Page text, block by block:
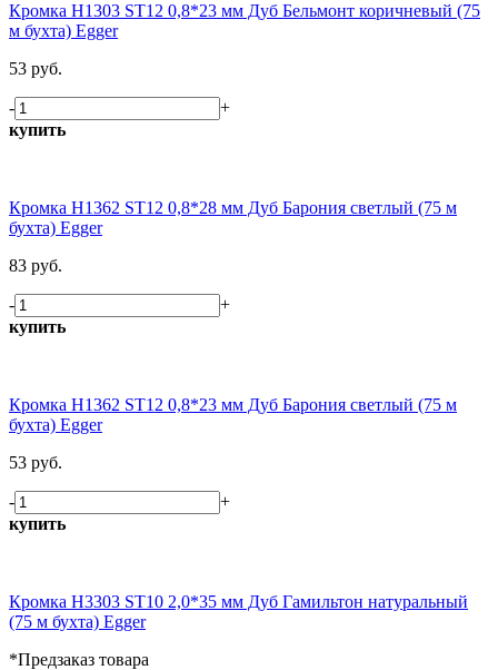
Кромка H1303 ST12 0,8*23 мм Дуб Бельмонт коричневый (75
м бухта) Egger
53 руб.
-
+
купить
Кромка H1362 ST12 0,8*28 мм Дуб Барония светлый (75 м
бухта) Egger
83 руб.
-
+
купить
Кромка H1362 ST12 0,8*23 мм Дуб Барония светлый (75 м
бухта) Egger
53 руб.
-
+
купить
Кромка H3303 ST10 2,0*35 мм Дуб Гамильтон натуральный
(75 м бухта) Egger
*Предзаказ товара